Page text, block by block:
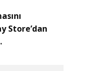
Store’dan